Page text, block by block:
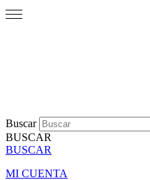
Buscar
BUSCAR
BUSCAR
MI CUENTA